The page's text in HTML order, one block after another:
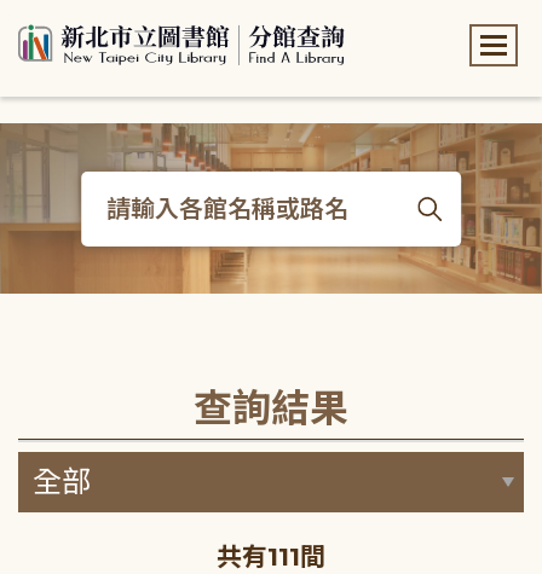
查詢結果
共有111間